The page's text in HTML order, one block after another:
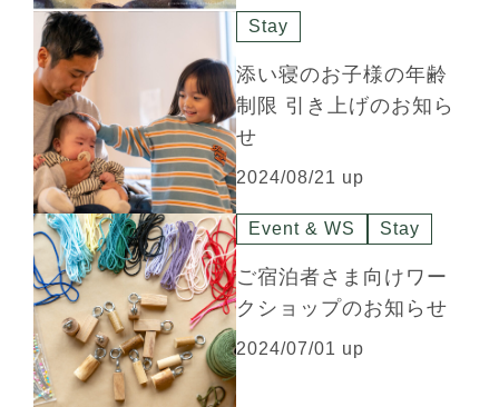
Stay
添い寝のお子様の年齢
制限 引き上げのお知ら
せ
2024/08/21 up
Event & WS Stay
ご宿泊者さま向けワー
クショップのお知らせ
2024/07/01 up